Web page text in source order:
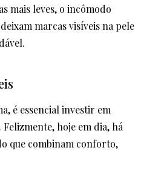
mais leves, o incômodo
marcas visíveis na pele
é essencial investir em
hoje em dia, há
que combinam conforto,